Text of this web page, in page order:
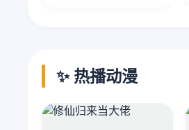
✨ 热播动漫